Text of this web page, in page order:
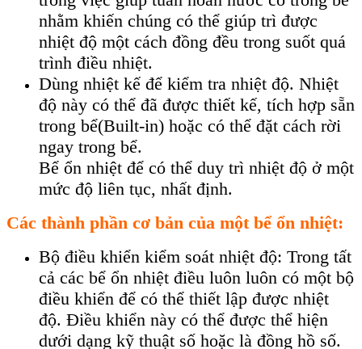
nhằm khiến chúng có thể giúp trì được
nhiệt độ một cách đồng đều trong suốt quá
trình điều nhiệt.
Dùng nhiệt kế để kiểm tra nhiệt độ. Nhiệt
độ này có thể đã được thiết kế, tích hợp sẵn
trong bể(Built-in) hoặc có thể đặt cách rời
ngay trong bể.
Bể ổn nhiệt để có thể duy trì nhiệt độ ở một
mức độ liên tục, nhất định.
Các thành phần cơ bản của một bể ổn nhiệt:
Bộ điều khiển kiểm soát nhiệt độ: Trong tất
cả các bể ổn nhiệt điều luôn luôn có một bộ
điều khiển để có thể thiết lập được nhiệt
độ. Điều khiển này có thể được thể hiện
dưới dạng kỹ thuật số hoặc là đồng hồ số.